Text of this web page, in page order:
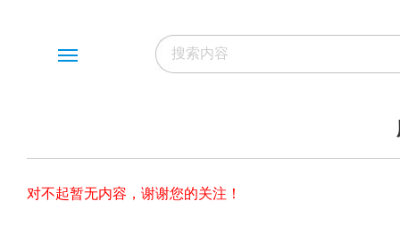
对不起暂无内容，谢谢您的关注！